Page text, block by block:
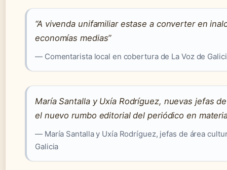
“A vivenda unifamiliar estase a converter en
economías medias”
— Comentarista local en cobertura de La Voz de
María Santalla y Uxía Rodríguez, nuevas jefas
el nuevo rumbo editorial del periódico en
— María Santalla y Uxía Rodríguez, jefas de área
Galicia